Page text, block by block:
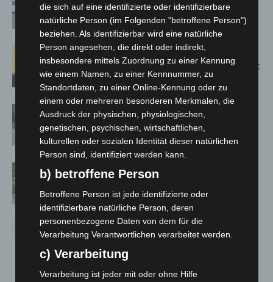
kehren nach Waldbrandeinsatz aus
Spanien zurück
Hannover: Erste Tigermücken-
Population in Niedersachsen entdeckt
Brand im „Haus der Begegnung“ in
Neuwarmbüchen schnell eingedämmt
Region Hannover: 21 neue
Kreuz
die sich auf eine identifizierte oder identifizierbare
natürliche Person (im Folgenden "betroffene Person")
beziehen. Als identifizierbar wird eine natürliche
Person angesehen, die direkt oder indirekt,
insbesondere mittels Zuordnung zu einer Kennung
wie einem Namen, zu einer Kennnummer, zu
Standortdaten, zu einer Online-Kennung oder zu
einem oder mehreren besonderen Merkmalen, die
Ausdruck der physischen, physiologischen,
genetischen, psychischen, wirtschaftlichen,
kulturellen oder sozialen Identität dieser natürlichen
Person sind, identifiziert werden kann.
b) betroffene Person
Betroffene Person ist jede identifizierte oder
identifizierbare natürliche Person, deren
personenbezogene Daten von dem für die
Verarbeitung Verantwortlichen verarbeitet werden.
c) Verarbeitung
Verarbeitung ist jeder mit oder ohne Hilfe